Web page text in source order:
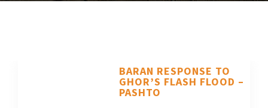
BARAN RESPONSE TO
GHOR’S FLASH FLOOD –
PASHTO